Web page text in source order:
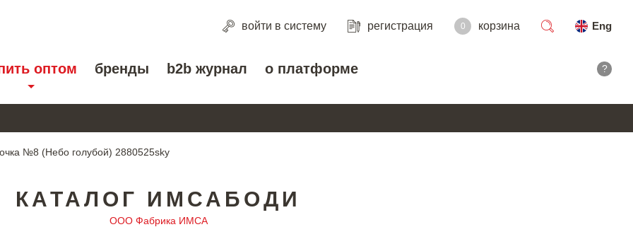
войти в систему регистрация 0 корзина
Eng
оптом бренды b2b журнал о платформе ?
№8 (Небо голубой) 2880525sky
КАТАЛОГ ИМСАБОДИ
ООО Фабрика ИМСА